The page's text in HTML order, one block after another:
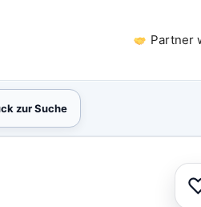
Partner
zur Suche